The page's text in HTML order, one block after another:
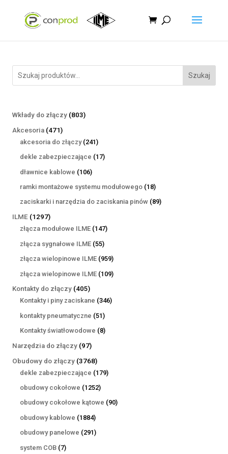
Szukaj
Wkłady do złączy 803803
Akcesoria 471471
produktów
akcesoria do złączy 241241
produktów
dekle zabezpieczające 1717
dławnice kablowe 106106
produktów
ramki montażowe systemu modułowego 1818
produktów
zaciskarki i narzędzia do zaciskania pinów 8989
ILME 12971297
produktów
złącza modułowe ILME 147147
złącza sygnałowe ILME 5555
produktów
złącza wielopinowe ILME 959959
produktów
złącza wielopinowe ILME 109109
Kontakty do złączy 405405
produktów
Kontakty i piny zaciskane 346346
kontakty pneumatyczne 5151
produktów
Kontakty światłowodowe 88
Narzędzia do złączy 9797
produktów
Obudowy do złączy 37683768
produktów
dekle zabezpieczające 179179
obudowy cokołowe 12521252
produkty
obudowy cokołowe kątowe 9090
obudowy kablowe 18841884
produkty
obudowy panelowe 291291
system COB 77